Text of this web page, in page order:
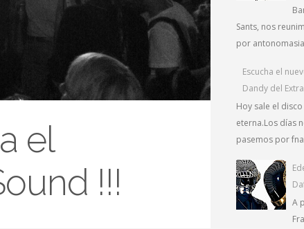
el
!!!
Sants, nos
por
Escucha el
Dandy del
Hoy sale el
eterna.Los días
pasemos por
A